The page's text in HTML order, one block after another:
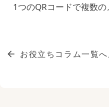
1つのQRコードで複数
お役立ちコラム一覧へ